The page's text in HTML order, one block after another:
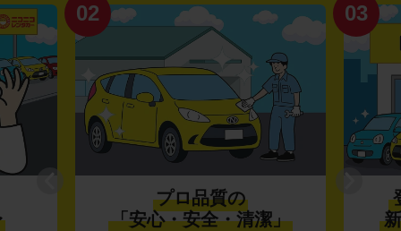
02
プロ品質の
「安心・安全・清潔」
03